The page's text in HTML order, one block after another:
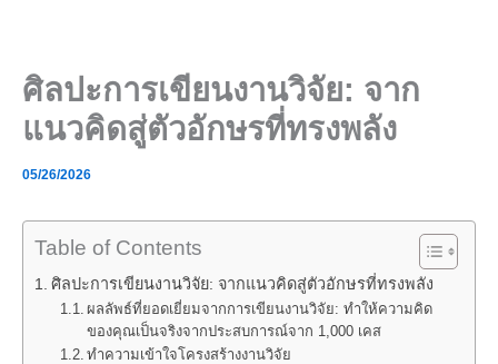
ศิลปะการเขียนงานวิจัย: จาก
แนวคิดสู่ตัวอักษรที่ทรงพลัง
05/26/2026
Table of Contents
ศิลปะการเขียนงานวิจัย: จากแนวคิดสู่ตัวอักษรที่ทรงพลัง
ผลลัพธ์ที่ยอดเยี่ยมจากการเขียนงานวิจัย: ทำให้ความคิด
ของคุณเป็นจริงจากประสบการณ์จาก 1,000 เคส
ทำความเข้าใจโครงสร้างงานวิจัย